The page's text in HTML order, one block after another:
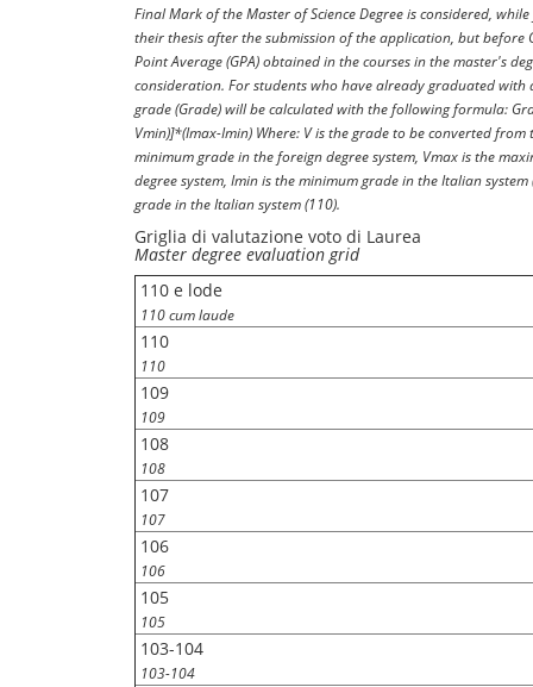
Final Mark of the Master of Science Degree is considered,
their thesis after the submission of the application, but before
Point Average (GPA) obtained in the courses in the master's
consideration. For students who have already graduated with
grade (Grade) will be calculated with the following formula:
Vmin)]*(Imax-Imin) Where: V is the grade to be converted
minimum grade in the foreign degree system, Vmax is the
degree system, Imin is the minimum grade in the Italian
grade in the Italian system (110).
Griglia di valutazione voto di Laurea
Master degree evaluation grid
110 e lode
110 cum laude
110
110
109
109
108
108
107
107
106
106
105
105
103-104
103-104